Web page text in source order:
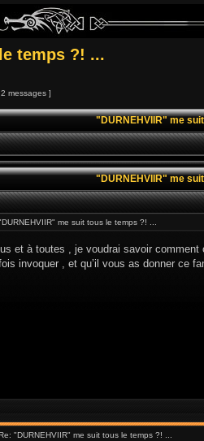
temps ?! ...
messages ]
"DURNEHVIIR" me
"DURNEHVIIR" me
me suit tous le temps ?! ...
et à toutes , je voudrai savoir
fois invoquer , et qu’il vous as donner
"DURNEHVIIR" me suit tous le temps ?! ...